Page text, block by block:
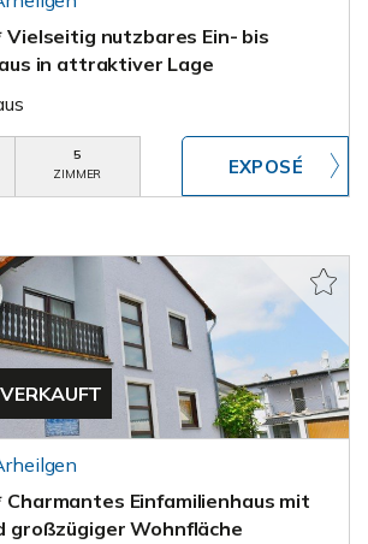
Vielseitig nutzbares Ein- bis
in attraktiver Lage
5
ZIMMER
VERKAUFT
Charmantes Einfamilienhaus mit
großzügiger Wohnfläche